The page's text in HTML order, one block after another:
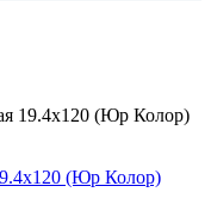
19.4х120 (Юр Колор)